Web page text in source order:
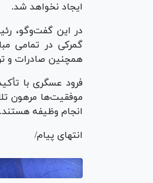
ایجاد نخواهد شد.
در این گفت‌و‌گو،
گمرکی در تمامی
همچنین صادرات و
فرود عسگری با
موفقیت‌ها مرهون
انجام وظیفه هستند.
انتهای پیام/